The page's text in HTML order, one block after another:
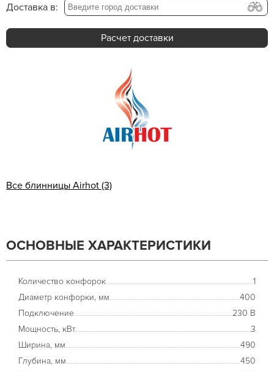
Доставка в:
Расчет доставки
Все блинницы Airhot (3)
ОСНОВНЫЕ ХАРАКТЕРИСТИКИ
Количество конфорок
1
Диаметр конфорки, мм
400
Подключение
230 В
Мощность, кВт
3
Ширина, мм
490
Глубина, мм
450